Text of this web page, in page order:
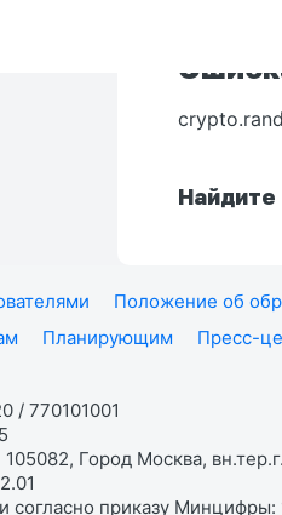
Найдите
Положение об
Планирующим Пресс-
/ 770101001
Город Москва,
согласно приказу Минцифры: